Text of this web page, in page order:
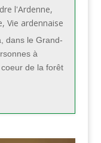
l'Ardenne,
, Vie ardennaise
dans le Grand-
à
de la forêt